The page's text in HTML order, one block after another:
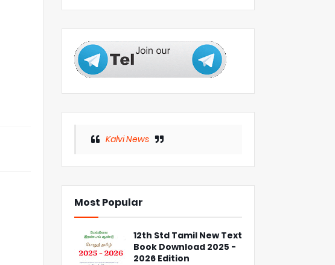
Kalvi News
Most Popular
12th Std Tamil New Text
Book Download 2025 -
2026 Edition